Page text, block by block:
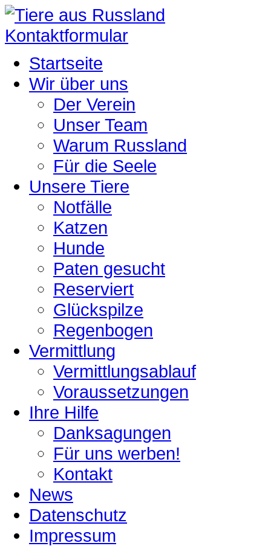
Kontaktformular
Startseite
Wir über uns
Der Verein
Unser Team
Warum Russland
Für die Seele
Unsere Tiere
Notfälle
Katzen
Hunde
Paten gesucht
Reserviert
Glückspilze
Regenbogen
Vermittlung
Vermittlungsablauf
Voraussetzungen
Ihre Hilfe
Danksagungen
Für uns werben!
Kontakt
News
Datenschutz
Impressum